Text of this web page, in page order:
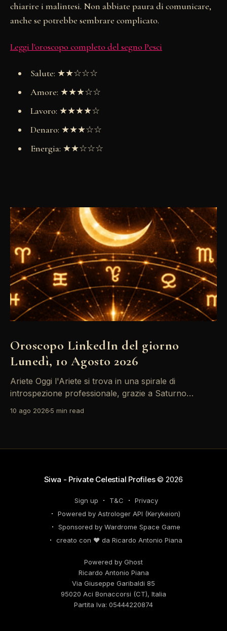
chiarire i malintesi. Non abbiate paura di comunicare,
anche se potrebbe sembrare complicato.
Leggi l'oroscopo completo del segno Pesci
Salute: ★★☆☆☆
Amore: ★★★☆☆
Lavoro: ★★★★☆
Denaro: ★★★☆☆
Energia: ★★☆☆☆
Oroscopo LinkedIn del giorno
Lunedì, 10 Agosto 2026
Ariete Oggi l'Ariete si trova in una spirale di
introspezione professionale, grazie a Saturno
carriera passate. Non farti sopraffare dalle emozioni
10 ago 2026 5 min read
Siwa - Private Celestial Profiles© 2026
Sign up T&C
Privacy
Powered by Astrologer API (Kerykeion)
Sponsored by Wardrome Space Game
creato con ❤️ da Ricardo Antonio Piana
Powered by Ghost
Ricardo Antonio Piana
Via Giuseppe Garibaldi 85
95020 Aci Bonaccorsi (CT), Italia
Partita Iva: 05444220874